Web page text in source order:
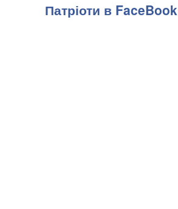
Патріоти в FaceBook